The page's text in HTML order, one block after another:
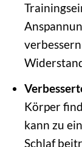
Körper
kann zu
Schlaf